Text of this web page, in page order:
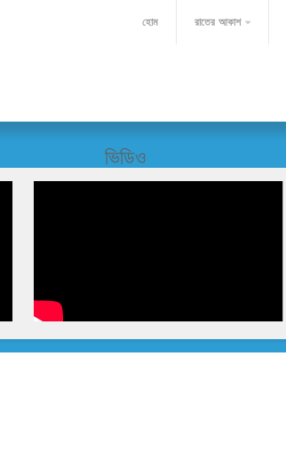
হোম রাতের আকাশ
ভিডিও